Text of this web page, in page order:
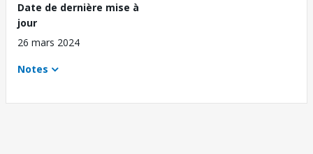
Date de dernière mise à
jour
26 mars 2024
Notes